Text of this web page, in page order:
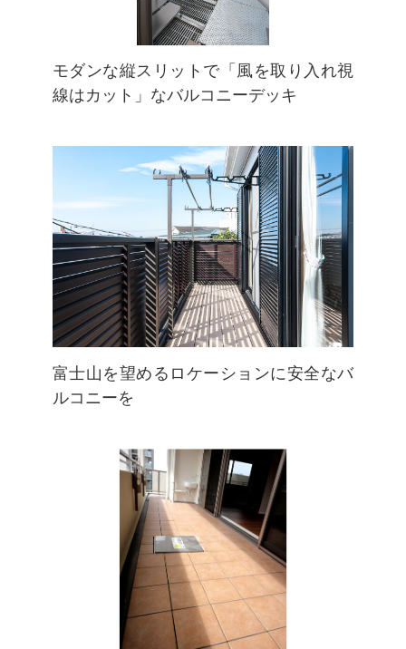
モダンな縦スリットで「風を取り入れ視
線はカット」なバルコニーデッキ
富士山を望めるロケーションに安全なバ
ルコニーを